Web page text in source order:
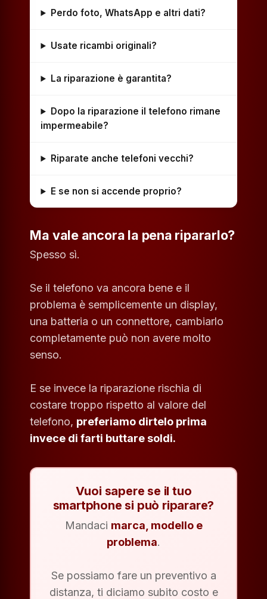
Perdo foto, WhatsApp e altri dati?
Usate ricambi originali?
La riparazione è garantita?
Dopo la riparazione il telefono rimane
impermeabile?
Riparate anche telefoni vecchi?
E se non si accende proprio?
Ma vale ancora la pena ripararlo?
Spesso sì.
Se il telefono va ancora bene e il
problema è semplicemente un display,
una batteria o un connettore, cambiarlo
completamente può non avere molto
senso.
E se invece la riparazione rischia di
costare troppo rispetto al valore del
telefono, preferiamo dirtelo prima
invece di farti buttare soldi.
Vuoi sapere se il tuo
smartphone si può riparare?
Mandaci marca, modello e
problema.
Se possiamo fare un preventivo a
distanza, ti diciamo subito costo e